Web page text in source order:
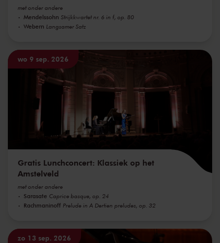
met onder andere
Mendelssohn Strijkkwartet nr. 6 in f, op. 80
Webern Langsamer Satz
wo 9 sep. 2026
Gratis Lunchconcert: Klassiek op het
Amstelveld
met onder andere
Sarasate Caprice basque, op. 24
Rachmaninoff Prelude in A Dertien preludes, op. 32
zo 13 sep. 2026